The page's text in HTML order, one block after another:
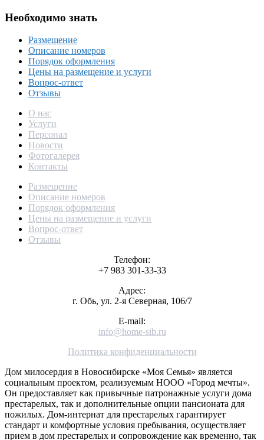
Необходимо знать
Размещение
Описание номеров
Порядок оформления
Цены на размещение и услуги
Вопрос-ответ
Отзывы
О нас
Услуги
Персонал
Новости
Фотогалерея
Контакты
Размещение
Описание номеров
Порядок оформления
Цены на размещение и услуги
Вопрос-ответ
Отзывы
Телефон:
+7 983 301-33-33
Адрес:
г. Обь, ул. 2-я Северная, 106/7
E-mail:
info@home-sib.ru
Политика конфиденциальности
Дом милосердия в Новосибирске «Моя Семья» является
социальным проектом, реализуемым НООО «Город мечты».
Он предоставляет как привычные патронажные услуги дома
престарелых, так и дополнительные опции пансионата для
пожилых. Дом-интернат для престарелых гарантирует
стандарт и комфортные условия пребывания, осуществляет
прием в дом престарелых и сопровождение как временно, так